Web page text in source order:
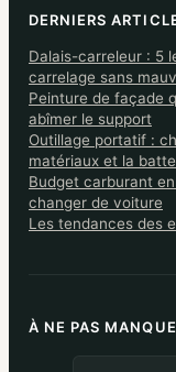
DERNIERS
Dalais-carreleur : 5
carrelage sans
Peinture de façade
abîmer le support
Outillage portatif :
matériaux et la
Budget carburant en
changer de voiture
Les tendances des
À NE PAS